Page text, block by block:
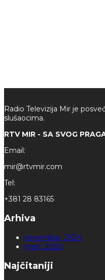
Radio Televizija Mir je
slušaocima.
RTV MIR - SA SVOG
Email:
mir@rtvmir.com
Tel:
+381 28 83165
Arhiva
novembar, 2024
mart, 2020
Najčitaniji